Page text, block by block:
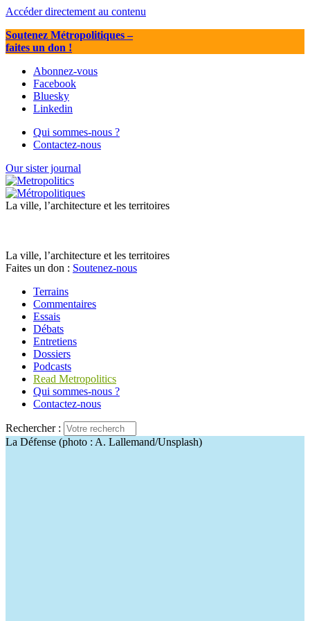
Accéder directement au contenu
Soutenez Métropolitiques–
faites un don !
Abonnez-vous
Facebook
Bluesky
Linkedin
Qui sommes-nous ?
Contactez-nous
Our sister journal
La ville, l’architecture et les territoires
La ville, l’architecture et les territoires
Faites un don : Soutenez-nous
Terrains
Commentaires
Essais
Débats
Entretiens
Dossiers
Podcasts
Read Metropolitics
Qui sommes-nous ?
Contactez-nous
Rechercher :
La Défense (photo : A. Lallemand/Unsplash)